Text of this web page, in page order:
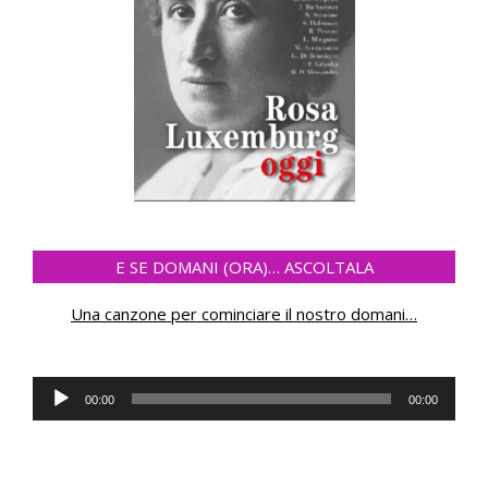
E SE DOMANI (ORA)… ASCOLTALA
Una canzone per cominciare il nostro domani…
Audio
Player
00:00 00:00